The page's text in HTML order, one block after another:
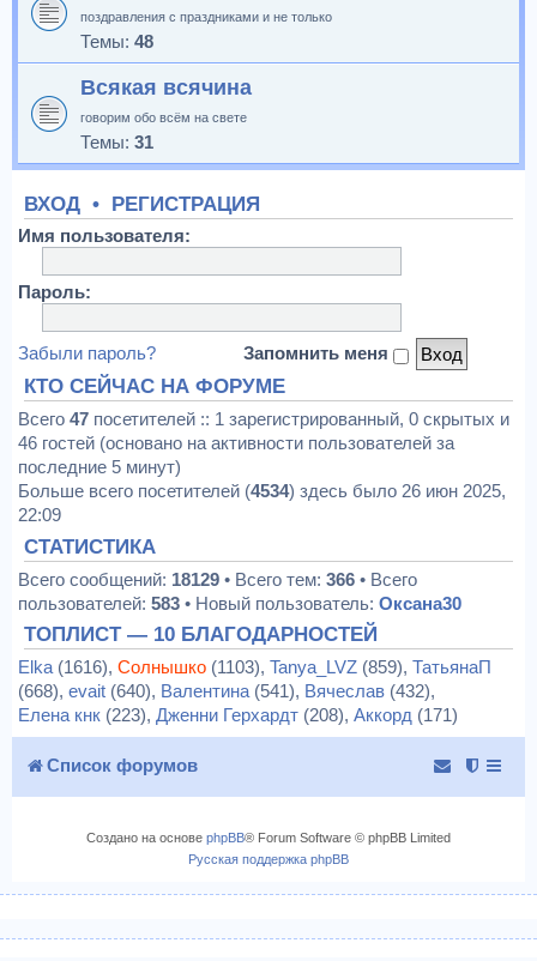
поздравления с праздниками и не только
Темы: 48
Всякая всячина
говорим обо всём на свете
Темы: 31
ВХОД • РЕГИСТРАЦИЯ
Имя пользователя:
Пароль:
Забыли пароль? Запомнить меня
КТО СЕЙЧАС НА ФОРУМЕ
Всего 47 посетителей :: 1 зарегистрированный, 0 скрытых и
46 гостей (основано на активности пользователей за
последние 5 минут)
Больше всего посетителей (4534) здесь было 26 июн 2025,
22:09
СТАТИСТИКА
Всего сообщений: 18129 • Всего тем: 366 • Всего
пользователей: 583 • Новый пользователь: Оксана30
ТОПЛИСТ — 10 БЛАГОДАРНОСТЕЙ
Elka (1616), Солнышко (1103), Tanya_LVZ (859), ТатьянаП
(668), evait (640), Валентина (541), Вячеслав (432),
Елена кнк (223), Дженни Герхардт (208), Аккорд (171)
Список форумов
Создано на основе phpBB® Forum Software © phpBB Limited
Русская поддержка phpBB